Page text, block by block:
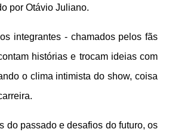
por Otávio Juliano.
integrantes - chamados pelos fãs
histórias e trocam ideias com
o clima intimista do show, coisa
do passado e desafios do futuro, os